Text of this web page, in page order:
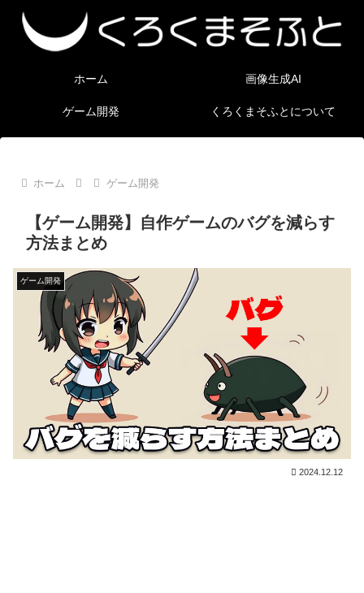
ホーム 画像生成AI
ゲーム開発 くろくまそふとについて
ホーム ゲーム開発
【ゲーム開発】自作ゲームのバグを減らす
方法まとめ
ゲーム開発
2024.12.12